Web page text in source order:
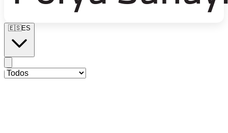
🇪🇸ES